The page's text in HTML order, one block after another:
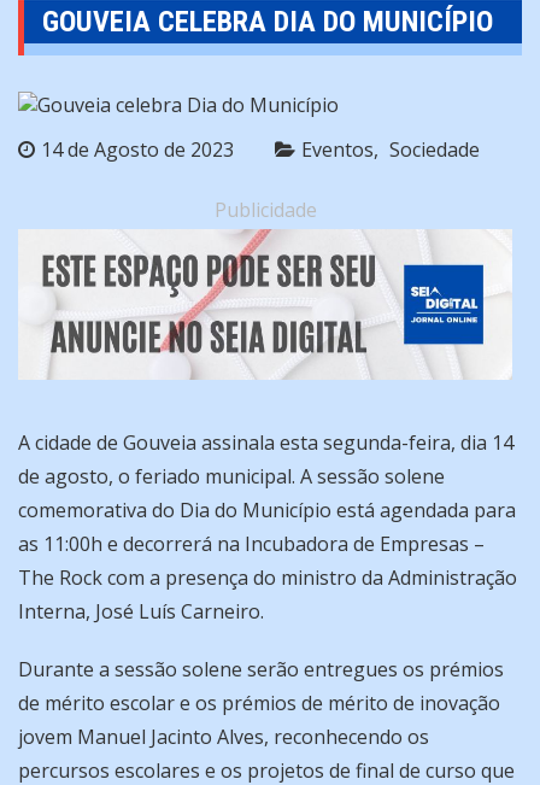
GOUVEIA CELEBRA DIA DO MUNICÍPIO
14 de Agosto de 2023 Eventos Sociedade
Publicidade
A cidade de Gouveia assinala esta segunda-feira, dia 14
de agosto, o feriado municipal. A sessão solene
comemorativa do Dia do Município está agendada para
as 11:00h e decorrerá na Incubadora de Empresas –
The Rock com a presença do ministro da Administração
Interna, José Luís Carneiro.
Durante a sessão solene serão entregues os prémios
de mérito escolar e os prémios de mérito de inovação
jovem Manuel Jacinto Alves, reconhecendo os
percursos escolares e os projetos de final de curso que